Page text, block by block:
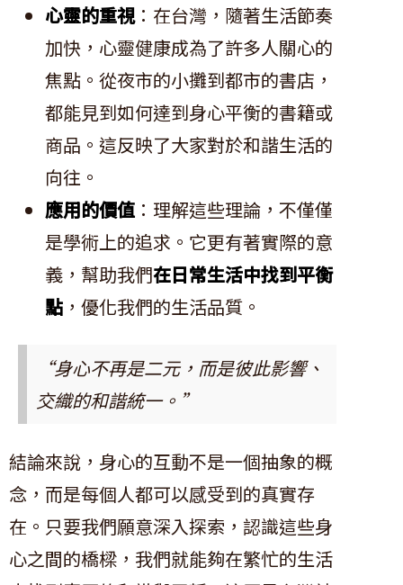
心靈的重視：在台灣，隨著生活節奏
加快，心靈健康成為了許多人關心的
焦點。從夜市的小攤到都市的書店，
都能見到如何達到身心平衡的書籍或
商品。這反映了大家對於和諧生活的
向往。
應用的價值 ：理解這些理論，不僅僅
是學術上的追求。它更有著實際的意
義，幫助我們在日常生活中找到平衡
點 ，優化我們的生活品質。
“身心不再是二元，而是彼此影響、
交織的和諧統一。”
結論來說，身心的互動不是一個抽象的概
念，而是每個人都可以感受到的真實存
在。只要我們願意深入探索，認識這些身
心之間的橋樑，我們就能夠在繁忙的生活